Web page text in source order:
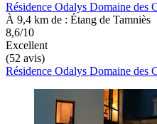
Résidence Odalys Domaine des
À 9,4 km de : Étang de Tamniès
8,6/10
Excellent
(52 avis)
Résidence Odalys Domaine des